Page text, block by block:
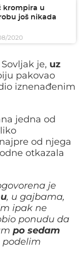
krompira u
još nikada
2020
je, uz
pakovao
iznenađenim
jedna od
od njega
otkazala
je
, u gajbama,
ipak ne
ponudu da
po sedam
podelim